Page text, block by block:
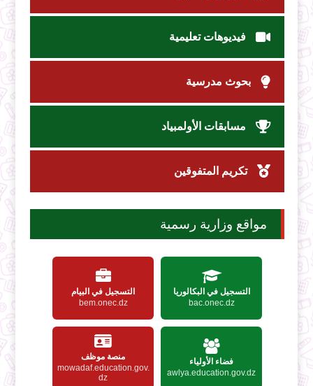
فيديوهات تعليمية
بحوث مدرسية
مسابقات الأولمبياد
تكريم المتفوقين
مواقع وزارية رسمية
التسجيل في البكالوريا
bac.onec.dz
التسجيل في البيام
bem.onec.dz
فضاء الأولياء
awlya.education.gov.dz
منصة موظف
mowadaf.education.gov.
dz